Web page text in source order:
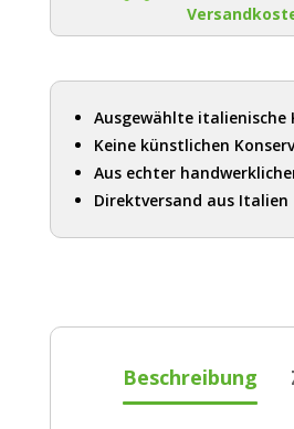
Ausgewählte italienische
Keine künstlichen
Aus echter
Direktversand aus Italien
Beschreibung